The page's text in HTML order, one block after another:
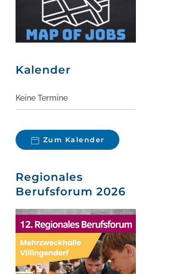
Kalender
Keine Termine
Zum Kalender
Regionales
Berufsforum 2026